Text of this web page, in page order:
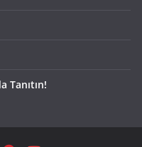
Tanıtın!